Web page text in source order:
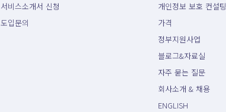
서비스소개서 신청
도입문의
개인정보 보호 컨설팅
가격
정부지원사업
블로그&자료실
자주 묻는 질문
회사소개 & 채용
ENGLISH